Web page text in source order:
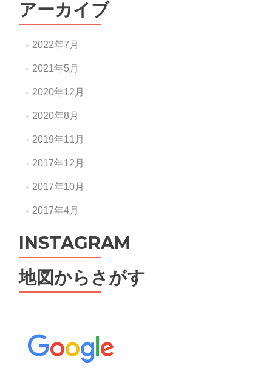
アーカイブ
2022年7月
2021年5月
2020年12月
2020年8月
2019年11月
2017年12月
2017年10月
2017年4月
INSTAGRAM
地図からさがす